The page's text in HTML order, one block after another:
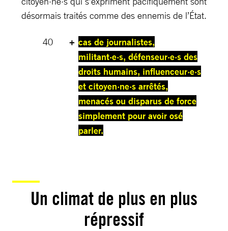
désormais traités comme des ennemis de l’État.
40 + cas de journalistes,
militant·e·s, défenseur·e·s des
droits humains, influenceur·e·s
et citoyen·ne·s arrêtés,
menacés ou disparus de force
simplement pour avoir osé
parler.
Un climat de plus en plus
répressif